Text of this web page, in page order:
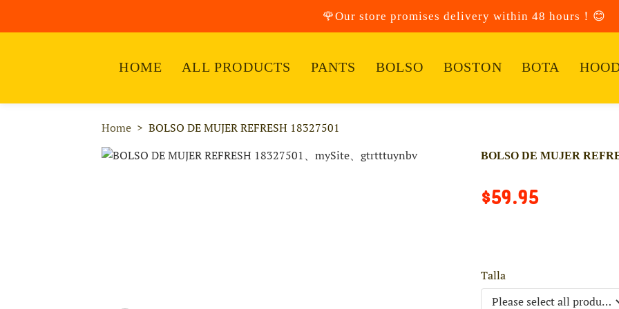
HOME ALL PRODUCTS PANTS BOLSO BOSTON BOTA
🌹Our store promises delivery within 48 hours！😊
Home BOLSO DE MUJER REFRESH 18327501
BOLSO DE MUJER
$59.95
Talla